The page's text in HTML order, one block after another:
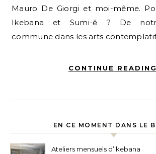
Mauro De Giorgi et moi-même.
Ikebana et Sumi-ē ? De
commune dans les arts
CONTINUE READING
EN CE MOMENT DANS LE
Ateliers mensuels d’Ikebana